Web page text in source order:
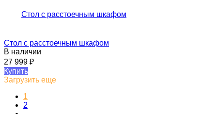
Стол с расстоечным шкафом​
В наличии
27 999 ₽
Купить
Загрузить еще
1
2